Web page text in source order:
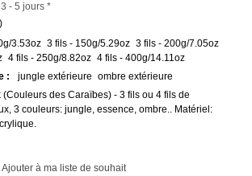
- 5 jours *
3.53oz 3 fils - 150g/5.29oz 3 fils - 200g/7.05oz
4 fils - 250g/8.82oz 4 fils - 400g/14.11oz
:
jungle extérieure ombre extérieure
(Couleurs des Caraïbes) - 3 fils ou 4 fils de
3 couleurs: jungle, essence, ombre.. Matériel:
Ajouter à ma liste de souhait